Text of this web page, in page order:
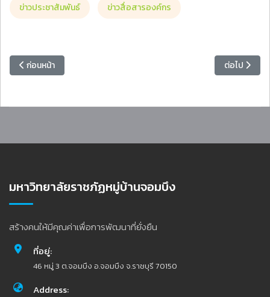
ข่าวประชาสัมพันธ์ ข่าวสื่อสารองค์กร
เนื้อหาก่อนหน้า: นักศึกษาสาขาวิชาคณิตศาสตร์ คณะวิทยาศาสตร์และเทค
ก่อนหน้า เนื้อหาถัดไป
ต่อไป
มหาวิทยาลัยราชภัฏหมู่บ้านจอมบึง
สร้างคนให้มีคุณค่าเพื่อการพัฒนาที่ยั่งยืน
ที่อยู่:
46 หมู่ 3 ต.จอมบึง อ.จอมบึง จ.ราชบุรี 70150
Address: